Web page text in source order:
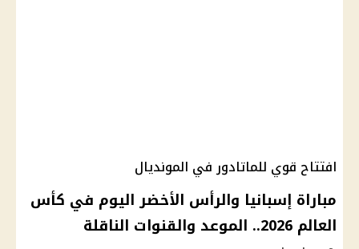
افتتاح قوي للماتادور في المونديال
مباراة إسبانيا والرأس الأخضر اليوم في كأس
العالم 2026.. الموعد والقنوات الناقلة